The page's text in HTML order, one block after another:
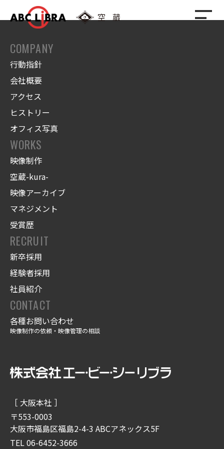
COMPANY
行動指針
会社概要
アクセス
ヒストリー
オフィス写真
WORKS
映像制作
空蔵-kura-
映像アーカイブ
マネジメント
受賞歴
RECRUIT
新卒採用
経験者採用
社員紹介
CONTACT
各種お問い合わせ
映像制作の依頼・映像管理の相談
［ 大阪本社 ］
〒553-0003
大阪市福島区福島2-4-3 ABCアネックス5F
TEL 06-6452-3666